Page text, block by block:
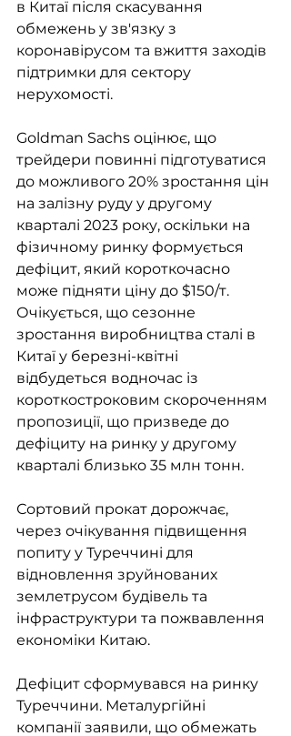
в Китаї після скасування
обмежень у зв'язку з
коронавірусом та вжиття заходів
підтримки для сектору
нерухомості.
Goldman Sachs оцінює, що
трейдери повинні підготуватися
до можливого 20% зростання цін
на залізну руду у другому
кварталі 2023 року, оскільки на
фізичному ринку формується
дефіцит, який короткочасно
може підняти ціну до $150/т.
Очікується, що сезонне
зростання виробництва сталі в
Китаї у березні-квітні
відбудеться водночас із
короткостроковим скороченням
пропозиції, що призведе до
дефіциту на ринку у другому
кварталі близько 35 млн тонн.
Сортовий прокат дорожчає,
через очікування підвищення
попиту у Туреччині для
відновлення зруйнованих
землетрусом будівель та
інфраструктури та пожвавлення
економіки Китаю.
Дефіцит сформувався на ринку
Туреччини. Металургійні
компанії заявили, що обмежать